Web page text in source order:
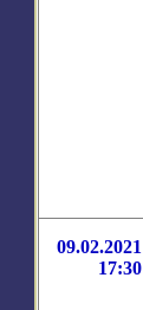
09.02.2021
17:30